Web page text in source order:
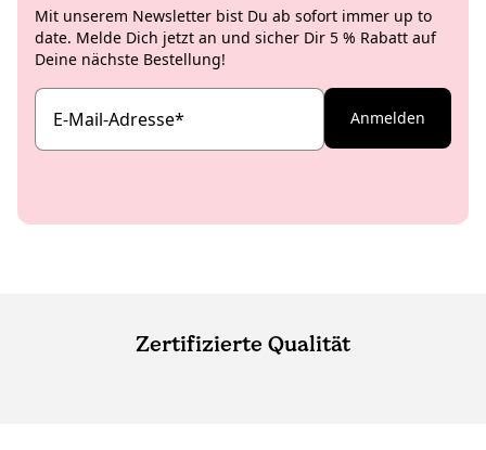
Mit unserem Newsletter bist Du ab sofort immer up to
date. Melde Dich jetzt an und sicher Dir 5 % Rabatt auf
Deine nächste Bestellung!
E-Mail-Adresse* Anmelden
Zertifizierte Qualität